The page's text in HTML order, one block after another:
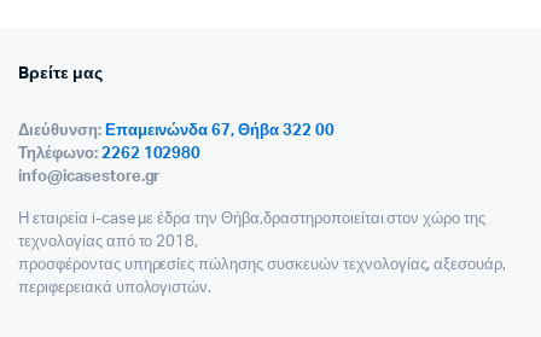
Bρείτε μας
Διεύθυνση: Επαμεινώνδα 67, Θήβα 322 00
Τηλέφωνο: 2262 102980
info@icasestore.gr
Η εταιρεία i-case με έδρα την Θήβα,δραστηροποιείται στον χώρο της
τεχνολογίας από το 2018,
προσφέροντας υπηρεσίες πώλησης συσκευών τεχνολογίας, αξεσουάρ,
περιφερειακά υπολογιστών.